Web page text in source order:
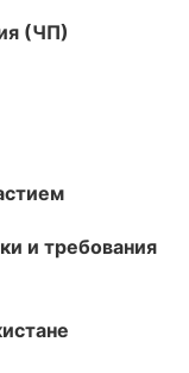
(ЧП)
и требования